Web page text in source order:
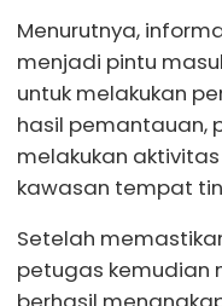
Menurutnya,
menjadi pintu
untuk melakukan
hasil pemantauan,
melakukan
kawasan tempat
Setelah
petugas kemudian